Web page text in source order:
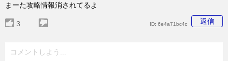
まーた攻略情報消されてるよ
3 返信
ID: 6e4a71bc4c
コメントしよう...